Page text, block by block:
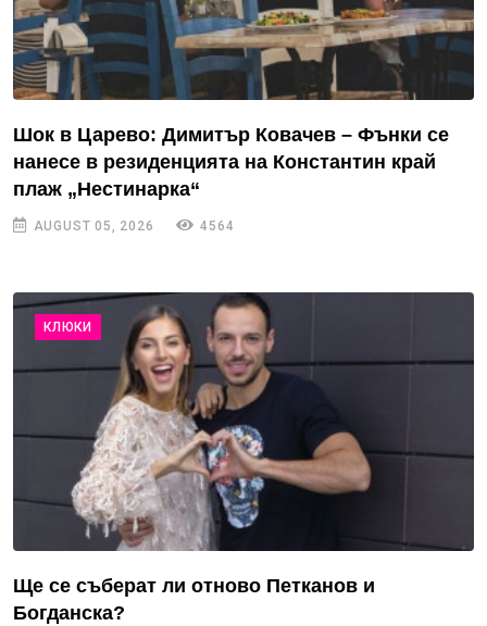
Шок в Царево: Димитър Ковачев – Фънки се
нанесе в резиденцията на Константин край
плаж „Нестинарка“
AUGUST 05, 2026 4564
КЛЮКИ
Ще се съберат ли отново Петканов и
Богданска?